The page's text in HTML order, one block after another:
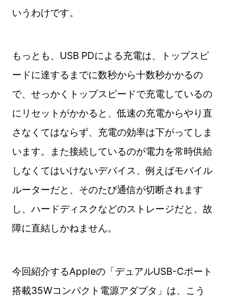
いうわけです。
もっとも、USB PDによる充電は、トップスピ
ードに達するまでに数秒から十数秒かかるの
で、せっかくトップスピードで充電しているの
にリセットがかかると、低速の充電からやり直
さなくてはならず、充電の効率は下がってしま
います。また接続しているのが電力を常時供給
しなくてはいけないデバイス、例えばモバイル
ルーターだと、そのたび通信が切断されます
し、ハードディスクなどのストレージだと、故
障に直結しかねません。
今回紹介するAppleの「デュアルUSB-Cポート
搭載35Wコンパクト電源アダプタ」は、こう